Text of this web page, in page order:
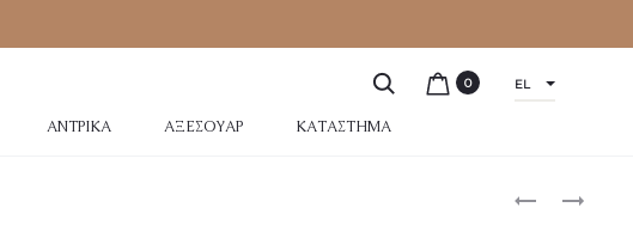
ΑΝΤΡΙΚΆ ΑΞΕΣΟΥΆΡ ΚΑΤΆΣΤΗΜΑ
0 EL